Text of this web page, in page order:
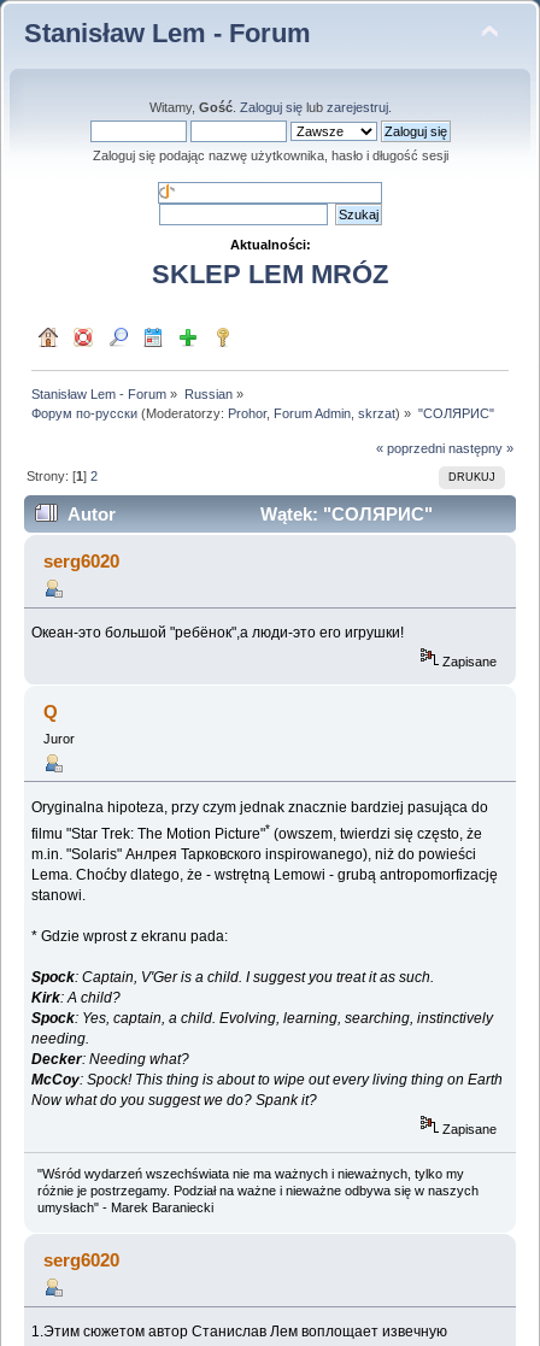
Stanisław Lem - Forum
Witamy, Gość. Zaloguj sięlub zarejestruj.
Zaloguj się podając nazwę użytkownika, hasło i długość sesji
Aktualności:
SKLEP LEM MRÓZ
Stanisław Lem - Forum » Russian»
Форум по-русски (Moderatorzy: Prohor, Forum Admin ,skrzat) » "СОЛЯРИС"
« poprzedni następny »
DRUKUJ
Strony: [1]2
Autor
Wątek: "СОЛЯРИС"
(Przeczytany 181942 razy)
serg6020
Океан-это большой "ребёнок",а люди-это его игрушки!
Zapisane
Q
Juror
Oryginalna hipoteza, przy czym jednak znacznie bardziej pasująca do
filmu "Star Trek: The Motion Picture"* (owszem, twierdzi się często, że
m.in. "Solaris" Анлрея Тарковского inspirowanego), niż do powieści
Lema. Choćby dlatego, że - wstrętną Lemowi - grubą antropomorfizację
stanowi.
* Gdzie wprost z ekranu pada:
Spock: Captain, V'Ger is a child. I suggest you treat it as such.
Kirk: A child?
Spock: Yes, captain, a child. Evolving, learning, searching, instinctively
needing.
Decker: Needing what?
McCoy: Spock! This thing is about to wipe out every living thing on Earth
Now what do you suggest we do? Spank it?
Zapisane
"Wśród wydarzeń wszechświata nie ma ważnych i nieważnych, tylko my
różnie je postrzegamy. Podział na ważne i nieważne odbywa się w naszych
umysłach" - Marek Baraniecki
serg6020
1.Этим сюжетом автор Станислав Лем воплощает извечную